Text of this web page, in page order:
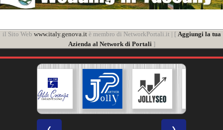
il Sito Web www.italy.genova.itè membro di NetworkPortali.it | [ Aggiungi la tua
Azienda al Network di Portali]